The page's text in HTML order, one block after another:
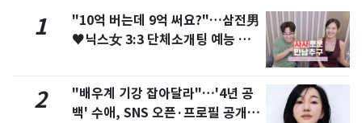
1
"10억 버는데 9억 써요?"…삼전男
♥닉스女 3:3 단체소개팅 예능 화
2
"배우계 기강 잡아달라"…'4년 공
백' 수애, SNS 오픈·프로필 공개